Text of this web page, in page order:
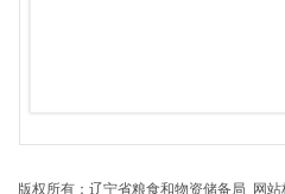
版权所有：辽宁省粮食和物资储备局 网